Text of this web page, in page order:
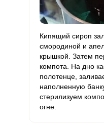
Кипящий сироп
смородиной и
крышкой. Затем
компота. На дно
полотенце,
наполненную
стерилизуем
огне.